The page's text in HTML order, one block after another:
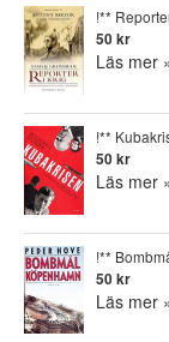
!**
50 kr
Läs mer
!**
50 kr
Läs mer
!**
50 kr
Läs mer